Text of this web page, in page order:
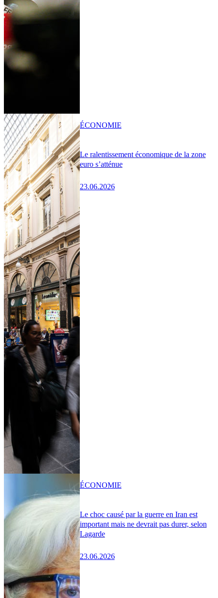
Le ralentissement économique de la zone
euro s’atténue
23.06.2026
ÉCONOMIE
Le choc causé par la guerre en Iran est
important mais ne devrait pas durer, selon
Lagarde
23.06.2026
ÉCONOMIE